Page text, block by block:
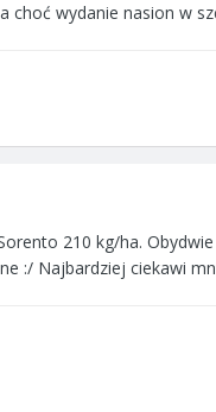
choć wydanie nasion w
210 kg/ha.
:/ Najbardziej ciekawi